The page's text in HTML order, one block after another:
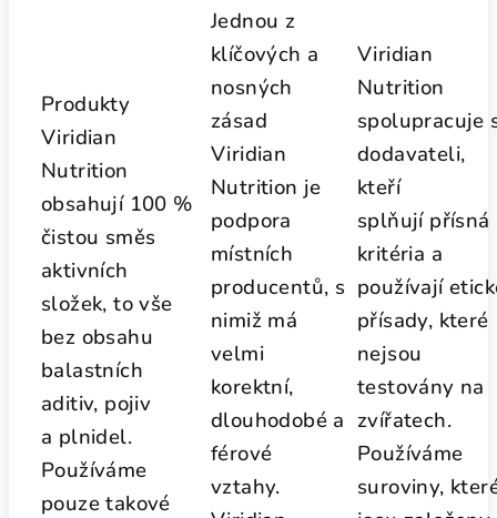
Produkty
Viridian
Nutrition
obsahují 100 %
čistou směs
aktivních
složek, to vše
bez obsahu
balastních
aditiv, pojiv
a plnidel.
Používáme
pouze takové
Jednou z
klíčových a
nosných
zásad
Viridian
Nutrition je
podpora
místních
producentů, s
nimiž má
velmi
korektní,
dlouhodobé a
férové
vztahy.
Viridian
Nutrition
spolupracuje
dodavateli,
kteří
splňují přísná
kritéria a
používají
přísady, které
nejsou
testovány na
zvířatech.
Používáme
suroviny,